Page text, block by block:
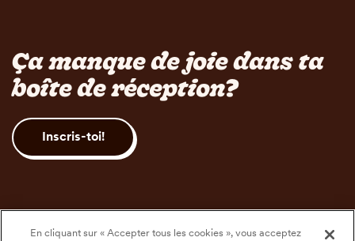
Ça manque de joie dans ta
boîte de réception?
Inscris-toi!
En cliquant sur « Accepter tous les cookies », vous acceptez